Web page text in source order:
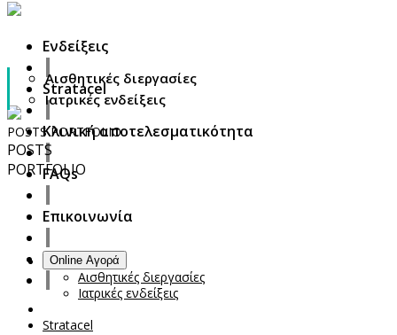
POSTSPORTFOLIO
POSTS
PORTFOLIO
Your Cart Is Empty!
Ενδείξεις
Αισθητικές διεργασίες
Ιατρικές ενδείξεις
Stratacel
Κλινική αποτελεσματικότητα
FAQs
Επικοινωνία
Online Αγορά
Ενδείξεις
Αισθητικές διεργασίες
Ιατρικές ενδείξεις
Stratacel